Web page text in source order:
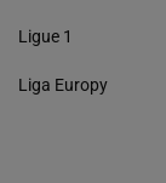
Ligue 1
Liga Europy